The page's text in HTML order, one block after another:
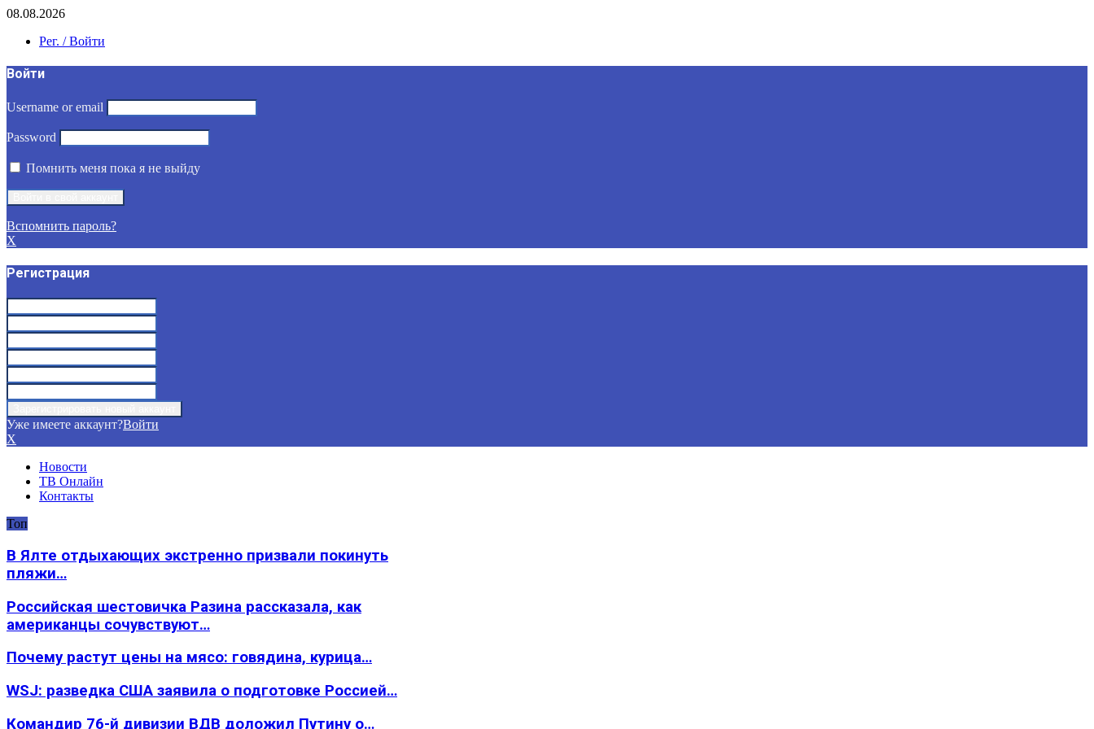
08.08.2026
Рег. / Войти
Войти
Username or email
Password
Помнить меня пока я не выйду
Вспомнить пароль?
X
Регистрация
Уже имеете аккаунт?Войти
X
Новости
ТВ Онлайн
Контакты
Топ
В Ялте отдыхающих экстренно призвали покинуть
пляжи…
Российская шестовичка Разина рассказала, как
американцы сочувствуют…
Почему растут цены на мясо: говядина, курица…
WSJ: разведка США заявила о подготовке Россией…
Командир 76-й дивизии ВДВ доложил Путину о…